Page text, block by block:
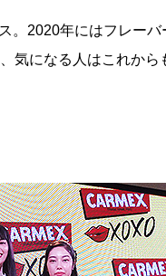
2020年にはフレーバ
気になる人はこれから